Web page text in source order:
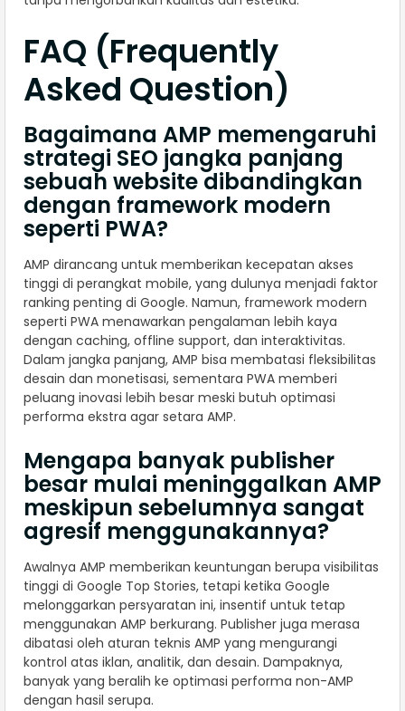
FAQ (Frequently
Asked Question)
Bagaimana AMP memengaruhi
strategi SEO jangka panjang
sebuah website dibandingkan
dengan framework modern
seperti PWA?
AMP dirancang untuk memberikan kecepatan akses
tinggi di perangkat mobile, yang dulunya menjadi faktor
ranking penting di Google. Namun, framework modern
seperti PWA menawarkan pengalaman lebih kaya
dengan caching, offline support, dan interaktivitas.
Dalam jangka panjang, AMP bisa membatasi fleksibilitas
desain dan monetisasi, sementara PWA memberi
peluang inovasi lebih besar meski butuh optimasi
performa ekstra agar setara AMP.
Mengapa banyak publisher
besar mulai meninggalkan AMP
meskipun sebelumnya sangat
agresif menggunakannya?
Awalnya AMP memberikan keuntungan berupa visibilitas
tinggi di Google Top Stories, tetapi ketika Google
melonggarkan persyaratan ini, insentif untuk tetap
menggunakan AMP berkurang. Publisher juga merasa
dibatasi oleh aturan teknis AMP yang mengurangi
kontrol atas iklan, analitik, dan desain. Dampaknya,
banyak yang beralih ke optimasi performa non-AMP
dengan hasil serupa.